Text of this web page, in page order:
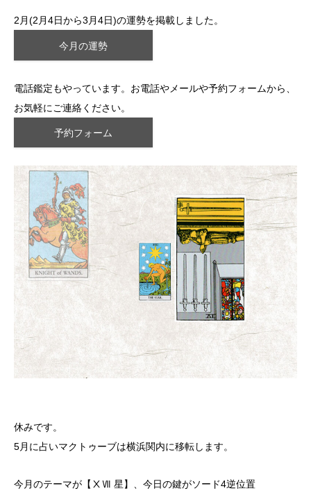
2月(2月4日から3月4日)の運勢を掲載しました。
今月の運勢
電話鑑定もやっています。お電話やメールや予約フォームから、
お気軽にご連絡ください。
予約フォーム
休みです。
5月に占いマクトゥーブは横浜関内に移転します。
今月のテーマが【ⅩⅦ 星】、今日の鍵がソード4逆位置